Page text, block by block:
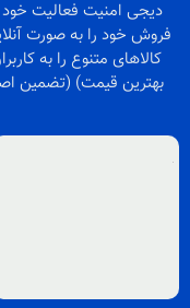
فروش خود را به صورت
کالاهای متنوع را به
بهترین قیمت) (تضمین